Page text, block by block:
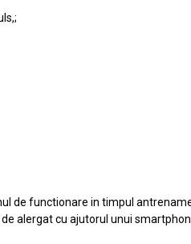
de functionare in timpul
alergat cu ajutorul unui